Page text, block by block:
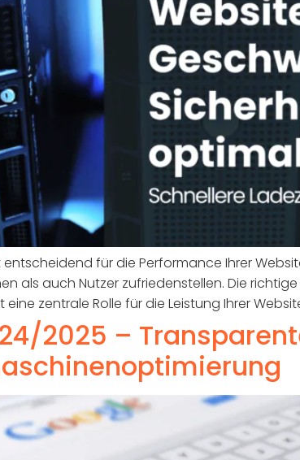
für die Performance Ihrer
als auch Nutzer zufriedenstellen. Die
zentrale Rolle für die Leistung Ihrer
2025 –